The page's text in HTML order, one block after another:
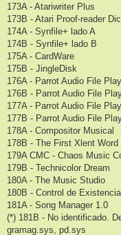
173A - Atariwriter Plus
173B - Atari Proof-reader
174A - Synfile+ lado A
174B - Synfile+ lado B
175A - CardWare
175B - JingleDisk
176A - Parrot Audio File
176B - Parrot Audio File
177A - Parrot Audio File
177B - Parrot Audio File
178A - Compositor Musical
178B - The First Xlent
179A CMC - Chaos Music
179B - Technicolor Dream
180A - The Music Studio
180B - Control de
181A - Song Manager 1.0
(*) 181B - No identificado.
gramag.sys, pd.sys